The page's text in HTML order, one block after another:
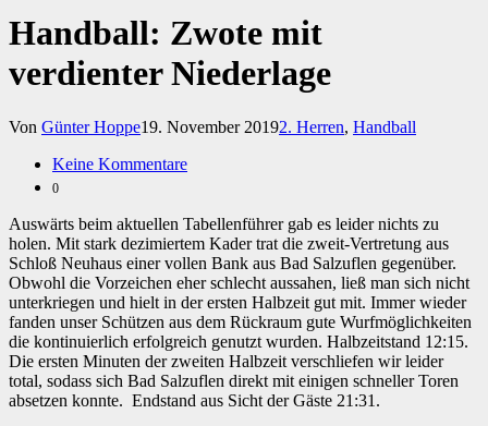
Handball: Zwote mit
verdienter Niederlage
Von Günter Hoppe19. November 20192. Herren, Handball
Keine Kommentare
0
Auswärts beim aktuellen Tabellenführer gab es leider nichts zu
holen. Mit stark dezimiertem Kader trat die zweit-Vertretung aus
Schloß Neuhaus einer vollen Bank aus Bad Salzuflen gegenüber.
Obwohl die Vorzeichen eher schlecht aussahen, ließ man sich nicht
unterkriegen und hielt in der ersten Halbzeit gut mit. Immer wieder
fanden unser Schützen aus dem Rückraum gute Wurfmöglichkeiten
die kontinuierlich erfolgreich genutzt wurden. Halbzeitstand 12:15.
Die ersten Minuten der zweiten Halbzeit verschliefen wir leider
total, sodass sich Bad Salzuflen direkt mit einigen schneller Toren
absetzen konnte. Endstand aus Sicht der Gäste 21:31.